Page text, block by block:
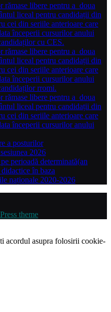
rămase libere pentru a doua
liceal pentru candidații din
cei din seriile anterioare care
începerii cursurilor anului
cu CES.
rămase libere pentru a doua
liceal pentru candidații din
cei din seriile anterioare care
începerii cursurilor anului
rromi.
rămase libere pentru a doua
liceal pentru candidații din
cei din seriile anterioare care
începerii cursurilor anului
a posturilor
2026
perioadă determinată(an
în baza
naționale 2020-2026
theme
acordul asupra folosirii cookie-